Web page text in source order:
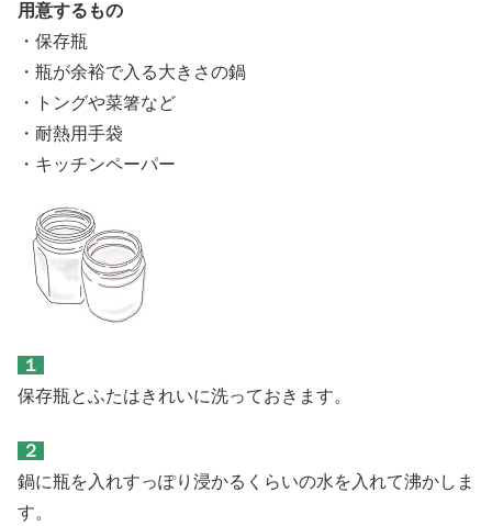
用意するもの
・保存瓶
・瓶が余裕で入る大きさの鍋
・トングや菜箸など
・耐熱用手袋
・キッチンペーパー
１
保存瓶とふたはきれいに洗っておきます。
２
鍋に瓶を入れすっぽり浸かるくらいの水を入れて沸かしま
す。